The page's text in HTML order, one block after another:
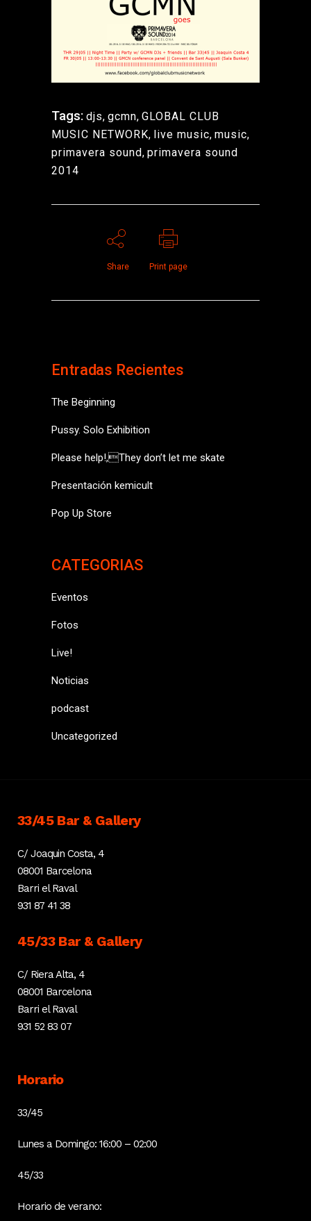
Tags: djs, gcmn, GLOBAL CLUB
MUSIC NETWORK, live music, music,
primavera sound, primavera sound
2014
Share Print page
Entradas Recientes
The Beginning
Pussy. Solo Exhibition
Please help!,They don’t let me skate
Presentación kemicult
Pop Up Store
CATEGORIAS
Eventos
Fotos
Live!
Noticias
podcast
Uncategorized
33/45 Bar & Gallery
C/ Joaquin Costa, 4
08001 Barcelona
Barri el Raval
931 87 41 38
45/33 Bar & Gallery
C/ Riera Alta, 4
08001 Barcelona
Barri el Raval
931 52 83 07
Horario
33/45
Lunes a Domingo: 16:00 – 02:00
45/33
Horario de verano: